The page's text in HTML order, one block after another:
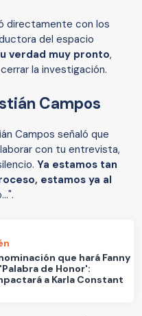
directamente con los
del espacio
verdad muy pronto,
la investigación.
Campos
Campos señaló que
con tu entrevista,
Ya estamos tan
estamos ya al
que hará Fanny
de Honor':
a Karla Constant